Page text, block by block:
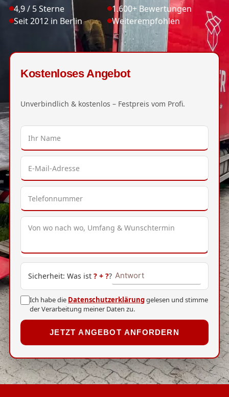
4,9 / 5 Sterne
1.600+ Bewertungen
Seit 2012 in Berlin
Weiterempfohlen
Kostenloses Angebot
Unverbindlich & kostenlos – Festpreis vom Profi.
Sicherheit: Was ist ? + ??
Ich habe die Datenschutzerklärunggelesen und stimme
der Verarbeitung meiner Daten zu.
JETZT ANGEBOT ANFORDERN